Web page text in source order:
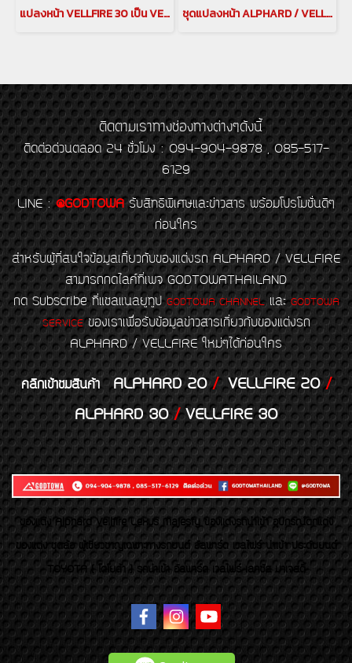
แปลงหน้า VELLFIRE 30 เป็น VELLFIRE 40 vellfire 2015-2023 แปลงโฉมเป็น All-New Vellfire ชุดแปลงหน้า ALPHARD / VELLFIRE 30 เป็น LEXUS LM
ติดตามเราทางช่องทางต่างๆดังนี้
ติดต่อด่วนตลอด 24 ชั่วโมง : 094-904-9878 , 085-517-
6129
LINE : @GODTOWA รับสิทธิพิเศษและข่าวสาร พร้อมโปรโมชั่นดีๆ
ก่อนใคร
สำหรับผู้ที่สนใจข้อมูลเกี่ยวกับของแต่งรถ ALPHARD / VELLFIRE
สามารถกดไลค์ที่เพจ GODTOWATHAILAND
กด Subscribe ที่แชลแนลยูทูป GODTOWA CHANNELและGODTOWA
SERVICEของเราเพื่อรับข้อมูลข่าวสารเกี่ยวกับของแต่งรถ
ALPHARD / VELLFIRE ใหม่ๆได้ก่อนใคร
คลิกเข้าชมสินค้า ALPHARD 20/VELLFIRE 20/
ALPHARD 30/VELLFIRE 30
ของเเต่ง Alphard Vellfire Lexus Majesty ของเเต่งรถนำเข้า อุปกรณ์ตกแต่ง
ของแต่ง ชุดล้อ ผู้เชี่ยวชาญเฉพาะทางรถยนต์ อัลพาร์ด เวลไฟร์ นำเข้า ประดับยนต์
TOYOTA ( โตโยต้า ) รถนำเข้า อัลพาร์ด เวลไฟร์ เลกซัส มาเจสตี้